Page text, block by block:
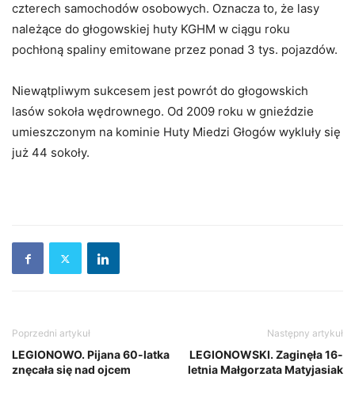
czterech samochodów osobowych. Oznacza to, że lasy
należące do głogowskiej huty KGHM w ciągu roku
pochłoną spaliny emitowane przez ponad 3 tys. pojazdów.
Niewątpliwym sukcesem jest powrót do głogowskich
lasów sokoła wędrownego. Od 2009 roku w gnieździe
umieszczonym na kominie Huty Miedzi Głogów wykluły się
już 44 sokoły.
Poprzedni artykuł
LEGIONOWO. Pijana 60-latka
znęcała się nad ojcem
Następny artykuł
LEGIONOWSKI. Zaginęła 16-
letnia Małgorzata Matyjasiak